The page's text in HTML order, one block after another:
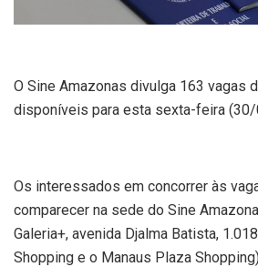
O Sine Amazonas divulga 163 vagas
disponíveis para esta sexta-feira (30/
Os interessados em concorrer às
comparecer na sede do Sine
Galeria+, avenida Djalma Batista,
Shopping e o Manaus Plaza